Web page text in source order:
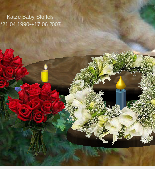
Katze Baby Stoffels
*21.04.1990-+17.06.2007